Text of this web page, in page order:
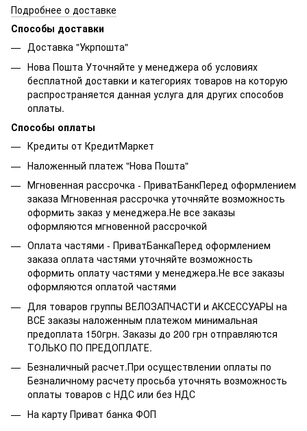
Подробнее о доставке
Способы доставки
Доставка "Укрпошта"
Нова Пошта Уточняйте у менеджера об условиях
бесплатной доставки и категориях товаров на которую
распространяется данная услуга для других способов
оплаты.
Способы оплаты
Кредиты от КредитМаркет
Наложенный платеж "Нова Пошта"
Мгновенная рассрочка - ПриватБанкПеред оформлением
заказа Мгновенная рассрочка уточняйте возможность
оформить заказ у менеджера.Не все заказы
оформляются мгновенной рассрочкой
Оплата частями - ПриватБанкаПеред оформлением
заказа оплата частями уточняйте возможность
оформить оплату частями у менеджера.Не все заказы
оформляются оплатой частями
Для товаров группы ВЕЛОЗАПЧАСТИ и АКСЕССУАРЫ на
ВСЕ заказы наложенным платежом минимальная
предоплата 150грн. Заказы до 200 грн отправляются
ТОЛЬКО ПО ПРЕДОПЛАТЕ.
Безналичный расчет.При осуществлении оплаты по
Безналичному расчету просьба уточнять возможность
оплаты товаров с НДС или без НДС
На карту Приват банка ФОП